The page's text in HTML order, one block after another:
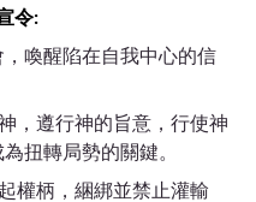
令:
喚醒陷在自我中心的信
，遵行神的旨意，行使神
扭轉局勢的關鍵。
權柄， 綑綁並禁止灌輸